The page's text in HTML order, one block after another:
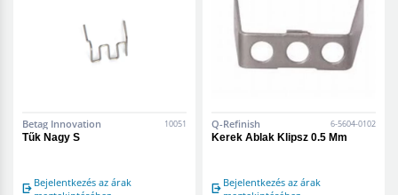
Betag Innovation 10051
Tűk Nagy S
Bejelentkezés az árak
Q-Refinish 6-5604-0102
Kerek Ablak Klipsz 0.5 Mm
Bejelentkezés az árak